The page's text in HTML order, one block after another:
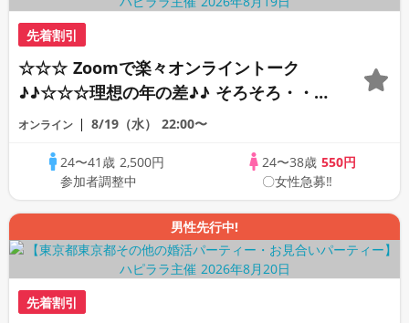
先着割引
☆☆☆ Zoomで楽々オンライントーク
♪♪☆☆☆理想の年の差♪♪ そろそろ・・・
素敵な恋人見つけたい♪ ♪☆カジュアルな
行あり♪♪
オンライン 8/19（水） 22:00〜
24〜41歳 2,500円
参加者調整中
24〜38歳 550円
〇女性急募‼
男性先行中!
先着割引